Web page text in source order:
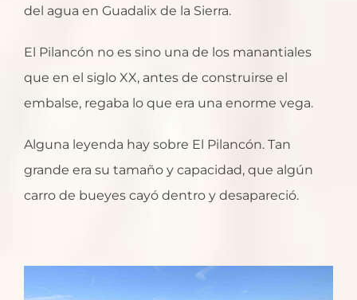
del agua en Guadalix de la Sierra.
El Pilancón no es sino una de los manantiales
que en el siglo XX, antes de construirse el
embalse, regaba lo que era una enorme vega.
Alguna leyenda hay sobre El Pilancón. Tan
grande era su tamaño y capacidad, que algún
carro de bueyes cayó dentro y desapareció.